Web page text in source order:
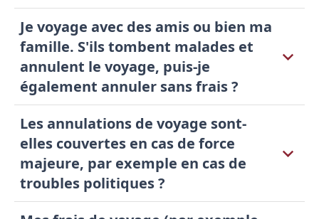
Je voyage avec des amis ou bien ma
famille. S'ils tombent malades et
annulent le voyage, puis-je
également annuler sans frais ?
Les annulations de voyage sont-
elles couvertes en cas de force
majeure, par exemple en cas de
troubles politiques ?